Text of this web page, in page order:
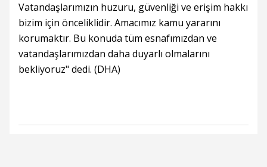
Vatandaşlarımızın huzuru, güvenliği ve erişim hakkı
bizim için önceliklidir. Amacımız kamu yararını
korumaktır. Bu konuda tüm esnafımızdan ve
vatandaşlarımızdan daha duyarlı olmalarını
bekliyoruz" dedi. (DHA)